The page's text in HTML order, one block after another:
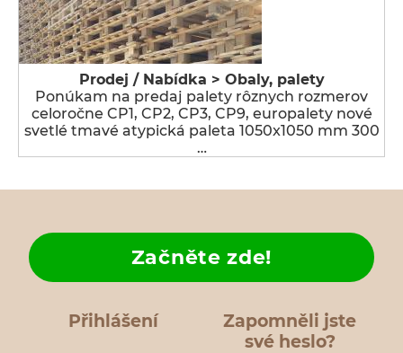
Prodej / Nabídka > Obaly, palety
Ponúkam na predaj palety rôznych rozmerov
celoročne CP1, CP2, CP3, CP9, europalety nové
svetlé tmavé atypická paleta 1050x1050 mm 300
…
Přihlášení
Zapomněli jste
své heslo?
Začněte zde!